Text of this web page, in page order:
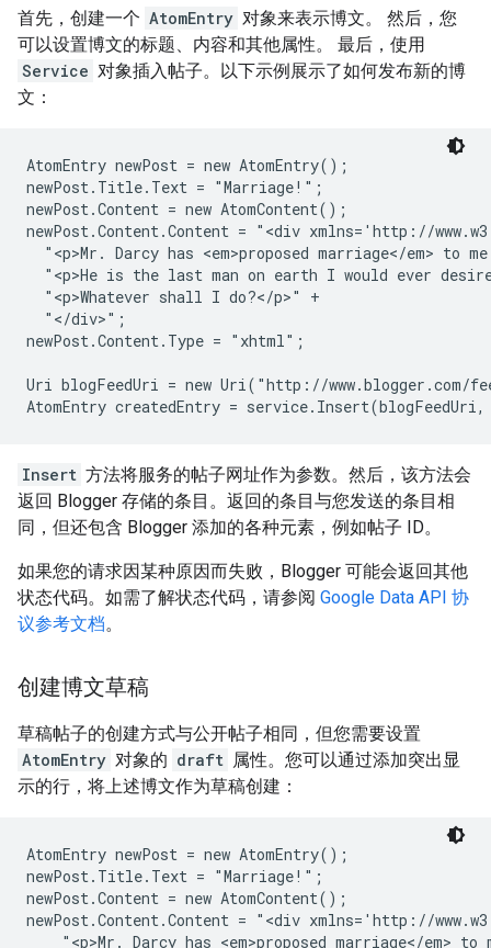
首先，创建一个 AtomEntry 对象来表示博文。 然后，您
可以设置博文的标题、内容和其他属性。 最后，使用
Service 对象插入帖子。以下示例展示了如何发布新的博
文：
AtomEntry newPost = new AtomEntry();
newPost.Title.Text = "Marriage!";
newPost.Content = new AtomContent();
newPost.Content.Content = "<div xmlns='http://
"<p>Mr. Darcy has <em>proposed marriage</em> to
"<p>He is the last man on earth I would ever
  "<p>Whatever shall I do?</p>" +
  "</div>";
newPost.Content.Type = "xhtml";
Uri blogFeedUri = new Uri("http://
Insert 方法将服务的帖子网址作为参数。然后，该方法会
返回 Blogger 存储的条目。返回的条目与您发送的条目相
同，但还包含 Blogger 添加的各种元素，例如帖子 ID。
如果您的请求因某种原因而失败，Blogger 可能会返回其他
状态代码。如需了解状态代码，请参阅 Google Data API 协
议参考文档。
创建博文草稿
草稿帖子的创建方式与公开帖子相同，但您需要设置
AtomEntry 对象的 draft 属性。您可以通过添加突出显
示的行，将上述博文作为草稿创建：
AtomEntry newPost = new AtomEntry();
newPost.Title.Text = "Marriage!";
newPost.Content = new AtomContent();
newPost.Content.Content = "<div xmlns='http://
"<p>Mr. Darcy has <em>proposed marriage</em> to